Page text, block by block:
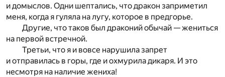
и домыслов. Одни шептались, что дракон заприметил
меня, когда я гуляла на лугу, которое в предгорье.
Другие, что таков был драконий обычай — жениться
на первой встречной.
Третьи, что я и вовсе нарушила запрет
и отправилась в горы, где и охмурила дикаря. И это
несмотря на наличие жениха!